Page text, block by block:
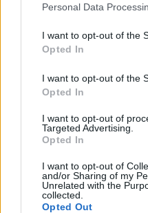
Personal Data
I want to opt-out of the
Opted In
I want to opt-out of the
Opted In
I want to opt-out of
Targeted Advertising.
Opted In
I want to opt-out of
and/or Sharing of my
Unrelated with the
collected.
Opted Out
Tragedia na
zderzeniu skutera z
W niedzielę po południu na
Kozina, doszło do zderzenia
razem z ojcem, choć na
tragedii bada giżycka policja